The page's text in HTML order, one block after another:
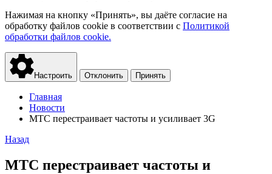
Нажимая на кнопку «Принять», вы даёте согласие на
обработку файлов cookie в соответствии с Политикой
обработки файлов cookie.
Настроить Отклонить Принять
Главная
Новости
МТС перестраивает частоты и усиливает 3G
Назад
МТС перестраивает частоты и